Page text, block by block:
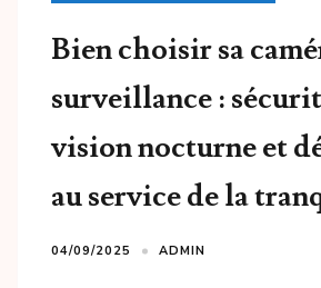
Bien choisir sa
surveillance :
vision nocturne et
au service de la
04/09/2025 ADMIN